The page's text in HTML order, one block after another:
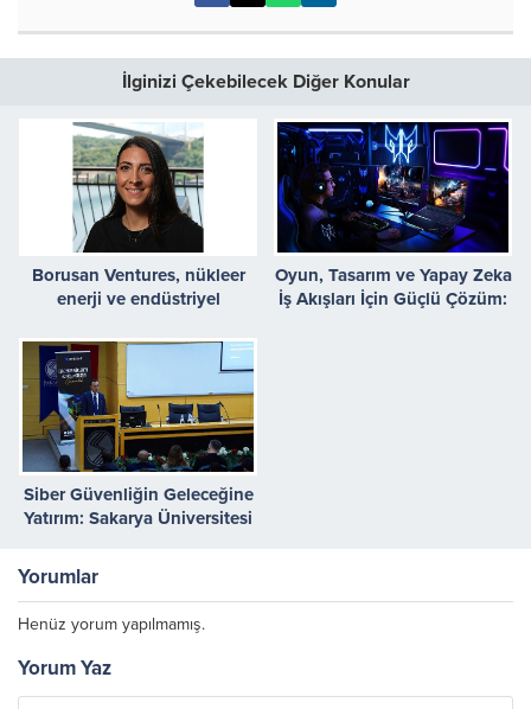
İlginizi Çekebilecek Diğer Konular
Borusan Ventures, nükleer
enerji ve endüstriyel
destekli uyum çözümleri
geliştiren Everstar’a yatırım
yaptı
Oyun, Tasarım ve Yapay Zeka
İş Akışları İçin Güçlü Çözüm:
Siber Güvenliğin Geleceğine
Yatırım: Sakarya Üniversitesi
Yorumlar
Henüz yorum yapılmamış.
Yorum Yaz